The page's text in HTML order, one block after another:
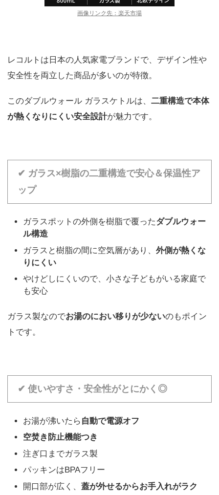
画像リンク先：楽天市場
レコルトは日本の人気家電ブランドで、デザイン性や
安全性を両立した商品が多いのが特徴。
このダブルウォール ガラスケトルは、 二重構造で本体
が熱くなりにくい安全設計が魅力です。
✔ ガラス×樹脂の二重構造で安心＆保温性ア
ップ
ガラスポットの外側を樹脂で覆ったダブルウォー
ル構造
ガラスと樹脂の間に空気層があり、 外側が熱くな
りにくい
やけどしにくいので、小さな子どもがいる家庭で
も安心
ガラス製なのでお湯のにおい移りが少ないのもポイン
トです。
✔ 使いやすさ・安全性がとにかく◎
お湯が沸いたら 自動で電源オフ
空焚き防止機能つき
注ぎ口までガラス製
パッキンはBPAフリー
開口部が広く、 蓋が外せるからお手入れがラク